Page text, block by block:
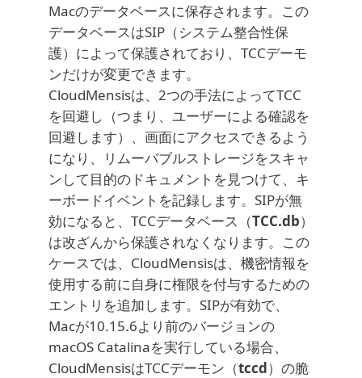
Macのデータベースに保存されます。この
データベースはSIP（システム整合性保
護）によって保護されており、TCCデーモ
ンだけが変更できます。
CloudMensisは、2つの手法によってTCC
を回避し（つまり、ユーザーによる確認を
回避します）、画面にアクセスできるよう
になり、リムーバブルストレージをスキャ
ンして目的のドキュメントを見つけて、キ
ーボードイベントを記録します。SIPが無
効になると、TCCデータベース（TCC.db）
は改ざんから保護されなくなります。この
ケースでは、CloudMensisは、機密情報を
使用する前に自身に権限を付与するための
エントリを追加します。SIPが有効で、
Macが10.15.6より前のバージョンの
macOS Catalinaを実行している場合、
CloudMensisはTCCデーモン（tccd）の脆